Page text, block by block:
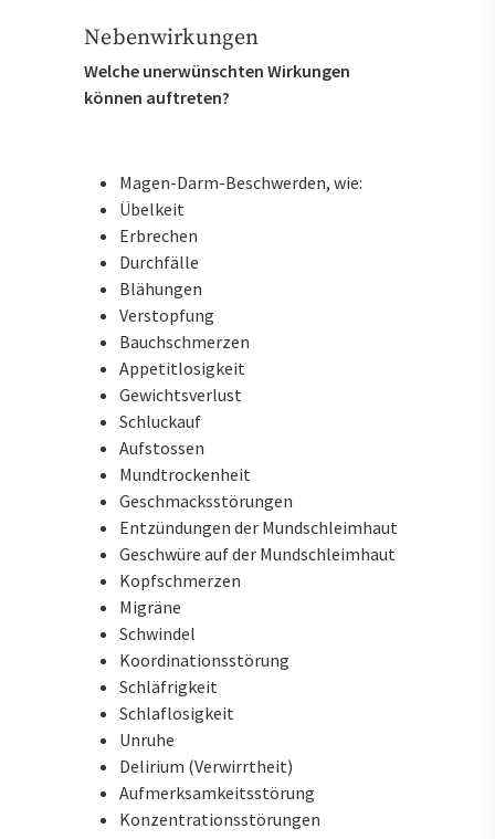
Nebenwirkungen
Welche unerwünschten Wirkungen
können auftreten?
Magen-Darm-Beschwerden, wie:
Übelkeit
Erbrechen
Durchfälle
Blähungen
Verstopfung
Bauchschmerzen
Appetitlosigkeit
Gewichtsverlust
Schluckauf
Aufstossen
Mundtrockenheit
Geschmacksstörungen
Entzündungen der Mundschleimhaut
Geschwüre auf der Mundschleimhaut
Kopfschmerzen
Migräne
Schwindel
Koordinationsstörung
Schläfrigkeit
Schlaflosigkeit
Unruhe
Delirium (Verwirrtheit)
Aufmerksamkeitsstörung
Konzentrationsstörungen